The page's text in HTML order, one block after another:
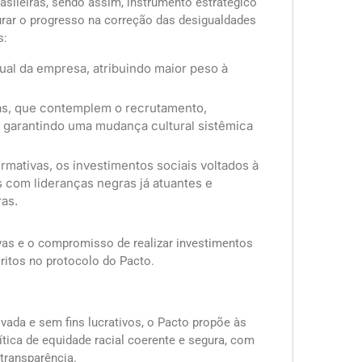
o progresso na correção das desigualdades
da empresa, atribuindo maior peso à
que contemplem o recrutamento,
uma mudança cultural sistêmica
os investimentos sociais voltados à
lideranças negras já atuantes e
e o compromisso de realizar investimentos
no protocolo do Pacto.
e sem fins lucrativos, o Pacto propõe às
de equidade racial coerente e segura, com